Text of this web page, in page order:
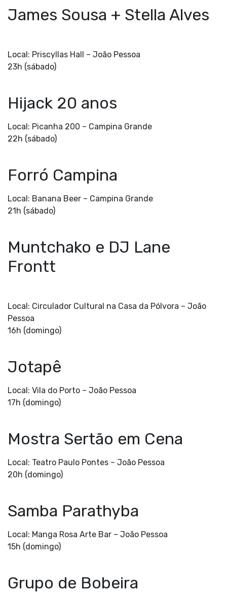
James Sousa + Stella Alves
Local: Priscyllas Hall – João Pessoa
23h (sábado)
Hijack 20 anos
Local: Picanha 200 – Campina Grande
22h (sábado)
Forró Campina
Local: Banana Beer – Campina Grande
21h (sábado)
Muntchako e DJ Lane
Frontt
Local: Circulador Cultural na Casa da Pólvora – João
Pessoa
16h (domingo)
Jotapê
Local: Vila do Porto – João Pessoa
17h (domingo)
Mostra Sertão em Cena
Local: Teatro Paulo Pontes – João Pessoa
20h (domingo)
Samba Parathyba
Local: Manga Rosa Arte Bar – João Pessoa
15h (domingo)
Grupo de Bobeira